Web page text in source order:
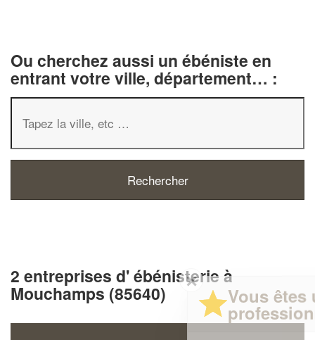
Ou cherchez aussi un ébéniste en
entrant votre ville, département… :
2 entreprises d' ébénisterie à
Mouchamps (85640)
✕
Vous êtes un
professionnel ?